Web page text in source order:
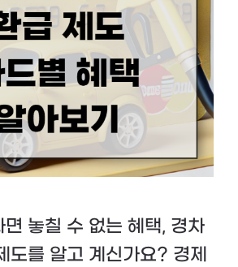
면 놓칠 수 없는 혜택, 경차
도를 알고 계신가요? 경제